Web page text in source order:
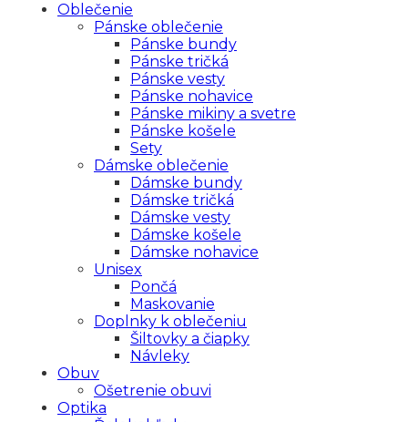
Oblečenie
Pánske oblečenie
Pánske bundy
Pánske tričká
Pánske vesty
Pánske nohavice
Pánske mikiny a svetre
Pánske košele
Sety
Dámske oblečenie
Dámske bundy
Dámske tričká
Dámske vesty
Dámske košele
Dámske nohavice
Unisex
Pončá
Maskovanie
Doplnky k oblečeniu
Šiltovky a čiapky
Návleky
Obuv
Ošetrenie obuvi
Optika